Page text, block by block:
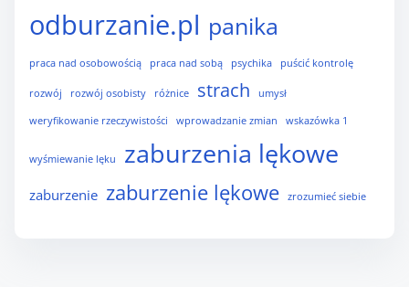
odburzanie.pl panika
praca nad osobowością praca nad sobą psychika puścić kontrolę
rozwój rozwój osobisty różnice strach umysł
weryfikowanie rzeczywistości wprowadzanie zmian wskazówka 1
wyśmiewanie lęku zaburzenia lękowe
zaburzenie zaburzenie lękowe zrozumieć siebie